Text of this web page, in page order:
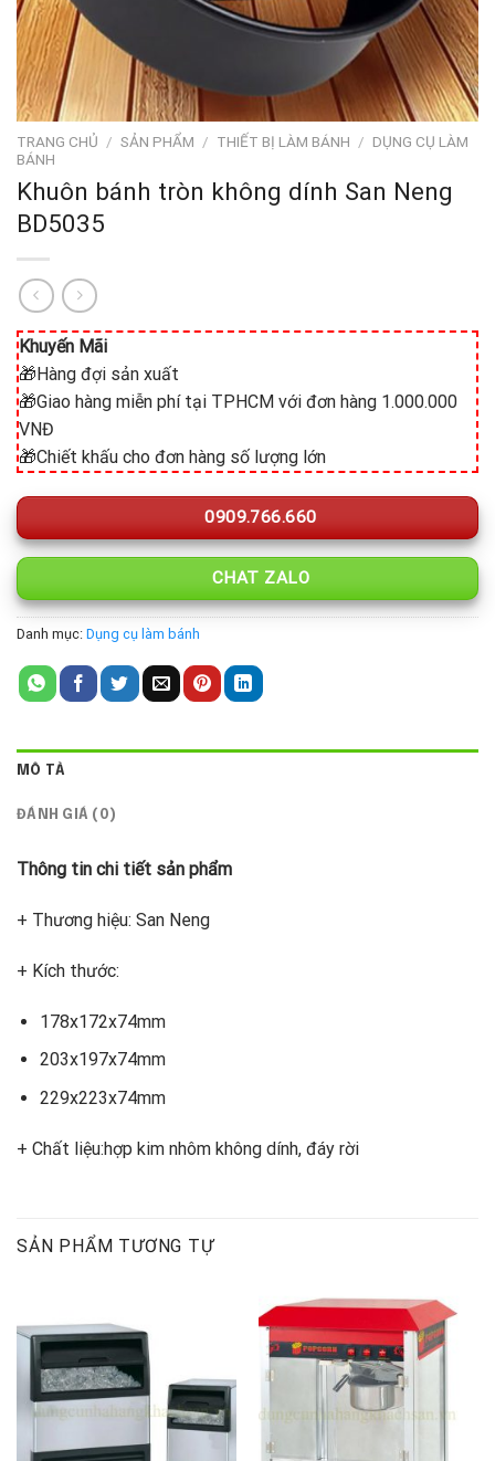
TRANG CHỦ / SẢN PHẨM / THIẾT BỊ LÀM BÁNH / DỤNG CỤ LÀM
BÁNH
Khuôn bánh tròn không dính San Neng
BD5035
Khuyến Mãi
🎁Hàng đợi sản xuất
🎁Giao hàng miễn phí tại TPHCM với đơn hàng 1.000.000
VNĐ
🎁Chiết khấu cho đơn hàng số lượng lớn
0909.766.660
CHAT ZALO
Danh mục: Dụng cụ làm bánh
MÔ TẢ
ĐÁNH GIÁ (0)
Thông tin chi tiết sản phẩm
+ Thương hiệu: San Neng
+ Kích thước:
178x172x74mm
203x197x74mm
229x223x74mm
+ Chất liệu:hợp kim nhôm không dính, đáy rời
SẢN PHẨM TƯƠNG TỰ